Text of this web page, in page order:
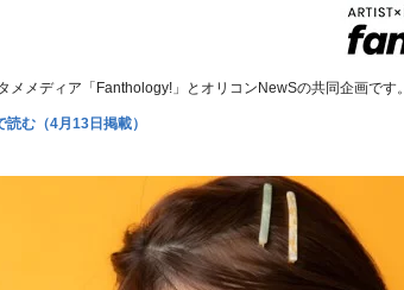
メメディア「Fanthology!」とオリコンNewSの共同企画です。
む（4月13日掲載）